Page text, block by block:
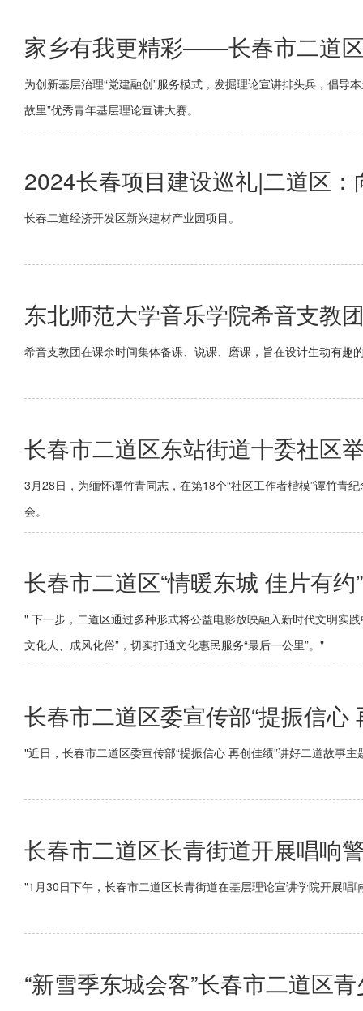
家乡有我更精彩——长春市二道区
为创新基层治理“党建融创”服务模式，发掘理论宣讲排头兵，倡导
故里”优秀青年基层理论宣讲大赛。
2024长春项目建设巡礼|二道区：
长春二道经济开发区新兴建材产业园项目。
东北师范大学音乐学院希音支教
希音支教团在课余时间集体备课、说课、磨课，旨在设计生动有
长春市二道区东站街道十委社区
3月28日，为缅怀谭竹青同志，在第18个“社区工作者楷模”谭竹青
会。
长春市二道区“情暖东城 佳片有
" 下一步，二道区通过多种形式将公益电影放映融入新时代文明实
文化人、成风化俗”，切实打通文化惠民服务“最后一公里”。"
长春市二道区委宣传部“提振信
"近日，长春市二道区委宣传部“提振信心 再创佳绩”讲好二道故事
长春市二道区长青街道开展唱响
"1月30日下午，长春市二道区长青街道在基层理论宣讲学院开展唱
“新雪季东城会客”长春市二道区